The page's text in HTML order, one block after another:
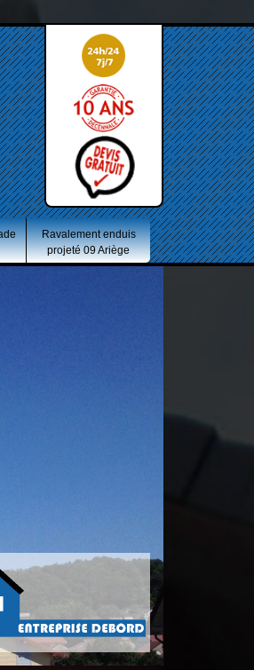
Ravalement enduis
projeté 09 Ariège